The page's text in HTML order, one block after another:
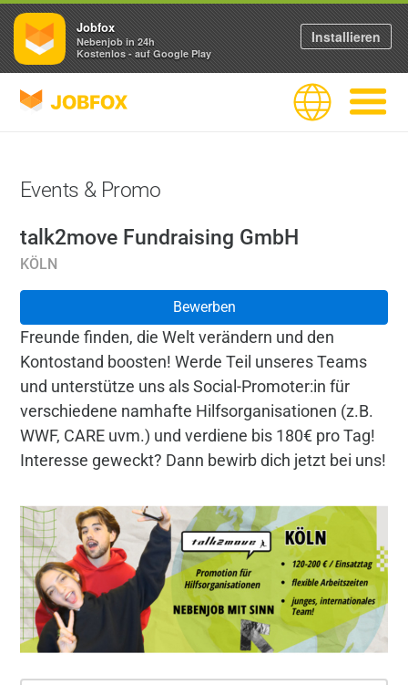
JOBFOX Sprache
Events & Promo
talk2move Fundraising GmbH
KÖLN
Bewerben
Freunde finden, die Welt verändern und den
Kontostand boosten! Werde Teil unseres Teams
und unterstütze uns als Social-Promoter:in für
verschiedene namhafte Hilfsorganisationen (z.B.
WWF, CARE uvm.) und verdiene bis 180€ pro Tag!
Interesse geweckt? Dann bewirb dich jetzt bei uns!
Jobfox
Nebenjob in 24h
Kostenlos - auf Google Play
Installieren